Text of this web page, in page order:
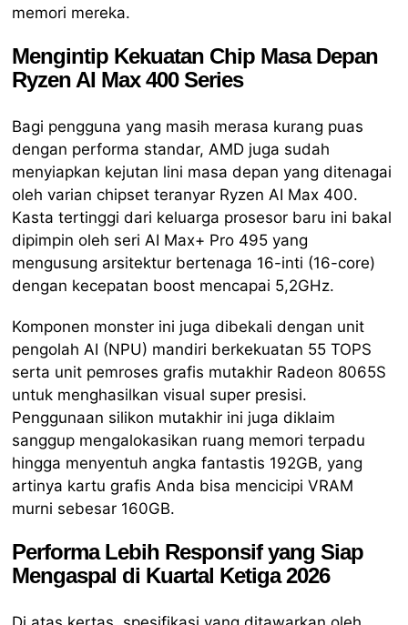
memori mereka.
Mengintip Kekuatan Chip Masa Depan
Ryzen AI Max 400 Series
Bagi pengguna yang masih merasa kurang puas
dengan performa standar, AMD juga sudah
menyiapkan kejutan lini masa depan yang ditenagai
oleh varian chipset teranyar Ryzen AI Max 400.
Kasta tertinggi dari keluarga prosesor baru ini bakal
dipimpin oleh seri AI Max+ Pro 495 yang
mengusung arsitektur bertenaga 16-inti (16-core)
dengan kecepatan boost mencapai 5,2GHz.
Komponen monster ini juga dibekali dengan unit
pengolah AI (NPU) mandiri berkekuatan 55 TOPS
serta unit pemroses grafis mutakhir Radeon 8065S
untuk menghasilkan visual super presisi.
Penggunaan silikon mutakhir ini juga diklaim
sanggup mengalokasikan ruang memori terpadu
hingga menyentuh angka fantastis 192GB, yang
artinya kartu grafis Anda bisa mencicipi VRAM
murni sebesar 160GB.
Performa Lebih Responsif yang Siap
Mengaspal di Kuartal Ketiga 2026